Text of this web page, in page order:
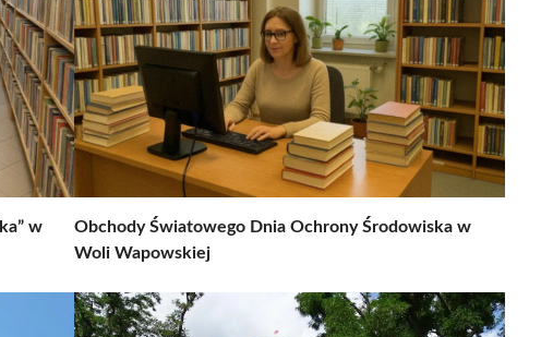
w
Obchody Światowego Dnia Ochrony Środowiska w
Woli Wapowskiej